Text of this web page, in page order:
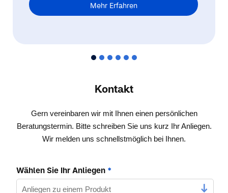
Mehr Erfahren
Kontakt
Gern vereinbaren wir mit Ihnen einen persönlichen
Beratungstermin. Bitte schreiben Sie uns kurz Ihr Anliegen.
Wir melden uns schnellstmöglich bei Ihnen.
Wählen Sie Ihr Anliegen *